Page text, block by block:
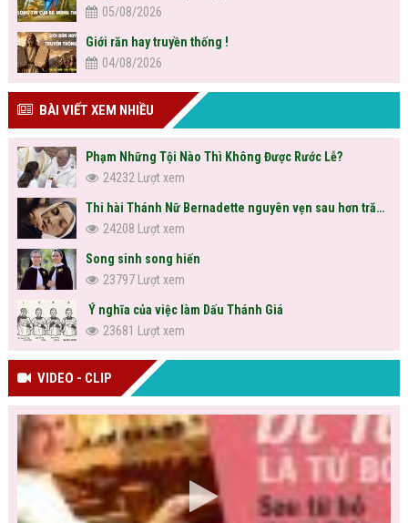
05/08/2026
Giới răn hay truyền thống !
04/08/2026
BÀI VIẾT XEM NHIỀU
Phạm Những Tội Nào Thì Không Được Rước Lễ?
24232 Lượt xem
Thi hài Thánh Nữ Bernadette nguyên vẹn sau hơn trăm năm
24208 Lượt xem
Song sinh song hiến
23797 Lượt xem
Ý nghĩa của việc làm Dấu Thánh Giá
23681 Lượt xem
VIDEO - CLIP